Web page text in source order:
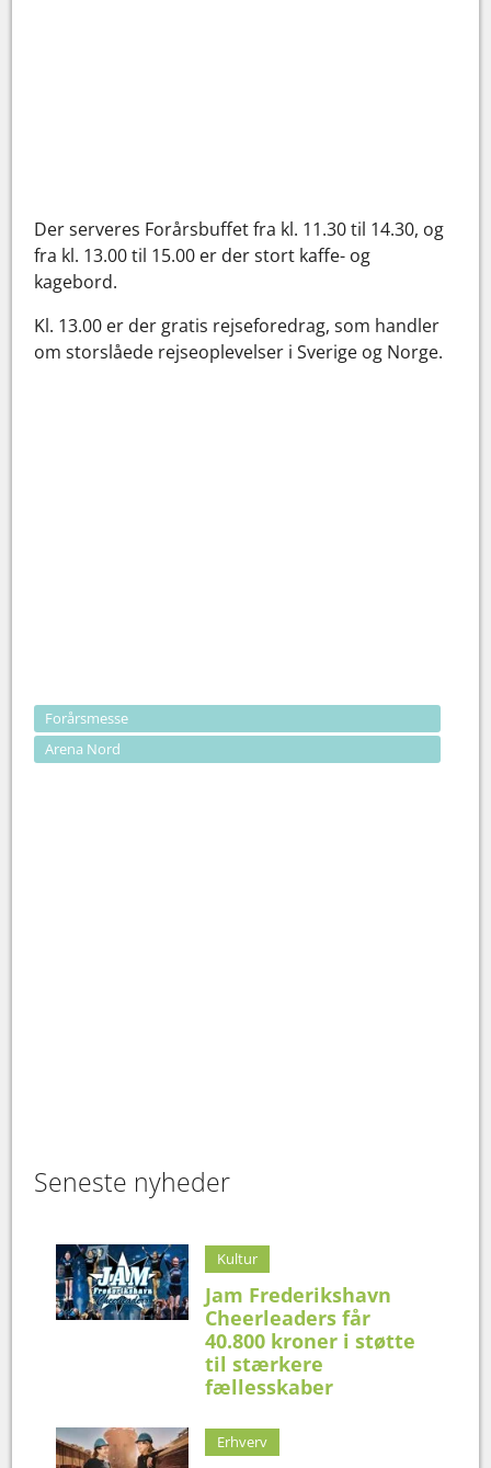
Der serveres Forårsbuffet fra kl. 11.30 til 14.30, og
fra kl. 13.00 til 15.00 er der stort kaffe- og
kagebord.
Kl. 13.00 er der gratis rejseforedrag, som handler
om storslåede rejseoplevelser i Sverige og Norge.
Forårsmesse
Arena Nord
Seneste nyheder
Kultur
Jam Frederikshavn
Cheerleaders får
40.800 kroner i støtte
til stærkere
fællesskaber
Erhverv